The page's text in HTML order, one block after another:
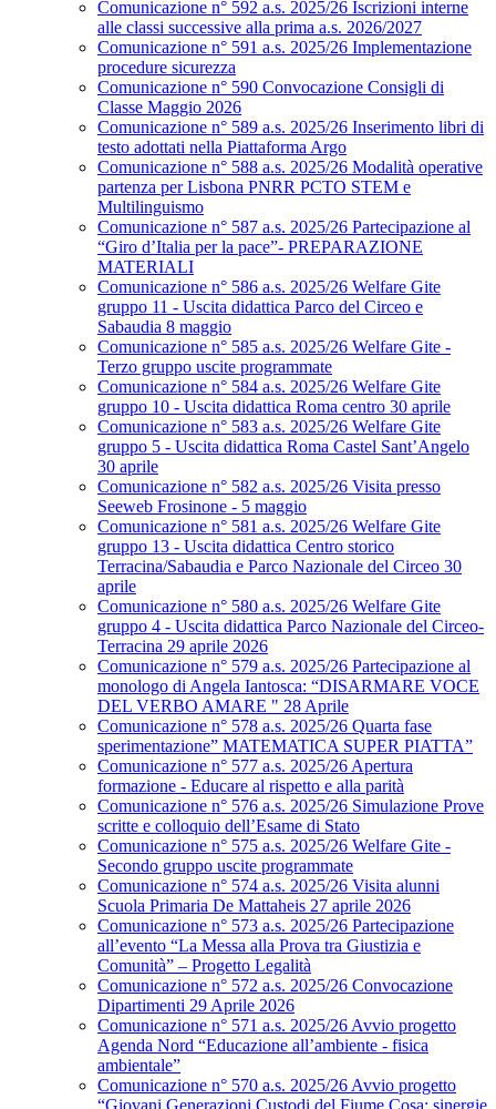
Comunicazione n° 592 a.s. 2025/26 Iscrizioni interne
alle classi successive alla prima a.s. 2026/2027
Comunicazione n° 591 a.s. 2025/26 Implementazione
procedure sicurezza
Comunicazione n° 590 Convocazione Consigli di
Classe Maggio 2026
Comunicazione n° 589 a.s. 2025/26 Inserimento libri di
testo adottati nella Piattaforma Argo
Comunicazione n° 588 a.s. 2025/26 Modalità operative
partenza per Lisbona PNRR PCTO STEM e
Multilinguismo
Comunicazione n° 587 a.s. 2025/26 Partecipazione al
“Giro d’Italia per la pace”- PREPARAZIONE
MATERIALI
Comunicazione n° 586 a.s. 2025/26 Welfare Gite
gruppo 11 - Uscita didattica Parco del Circeo e
Sabaudia 8 maggio
Comunicazione n° 585 a.s. 2025/26 Welfare Gite -
Terzo gruppo uscite programmate
Comunicazione n° 584 a.s. 2025/26 Welfare Gite
gruppo 10 - Uscita didattica Roma centro 30 aprile
Comunicazione n° 583 a.s. 2025/26 Welfare Gite
gruppo 5 - Uscita didattica Roma Castel Sant’Angelo
30 aprile
Comunicazione n° 582 a.s. 2025/26 Visita presso
Seeweb Frosinone - 5 maggio
Comunicazione n° 581 a.s. 2025/26 Welfare Gite
gruppo 13 - Uscita didattica Centro storico
Terracina/Sabaudia e Parco Nazionale del Circeo 30
aprile
Comunicazione n° 580 a.s. 2025/26 Welfare Gite
gruppo 4 - Uscita didattica Parco Nazionale del Circeo-
Terracina 29 aprile 2026
Comunicazione n° 579 a.s. 2025/26 Partecipazione al
monologo di Angela Iantosca: “DISARMARE VOCE
DEL VERBO AMARE " 28 Aprile
Comunicazione n° 578 a.s. 2025/26 Quarta fase
sperimentazione” MATEMATICA SUPER PIATTA”
Comunicazione n° 577 a.s. 2025/26 Apertura
formazione - Educare al rispetto e alla parità
Comunicazione n° 576 a.s. 2025/26 Simulazione Prove
scritte e colloquio dell’Esame di Stato
Comunicazione n° 575 a.s. 2025/26 Welfare Gite -
Secondo gruppo uscite programmate
Comunicazione n° 574 a.s. 2025/26 Visita alunni
Scuola Primaria De Mattaheis 27 aprile 2026
Comunicazione n° 573 a.s. 2025/26 Partecipazione
all’evento “La Messa alla Prova tra Giustizia e
Comunità” – Progetto Legalità
Comunicazione n° 572 a.s. 2025/26 Convocazione
Dipartimenti 29 Aprile 2026
Comunicazione n° 571 a.s. 2025/26 Avvio progetto
Agenda Nord “Educazione all’ambiente - fisica
ambientale”
Comunicazione n° 570 a.s. 2025/26 Avvio progetto